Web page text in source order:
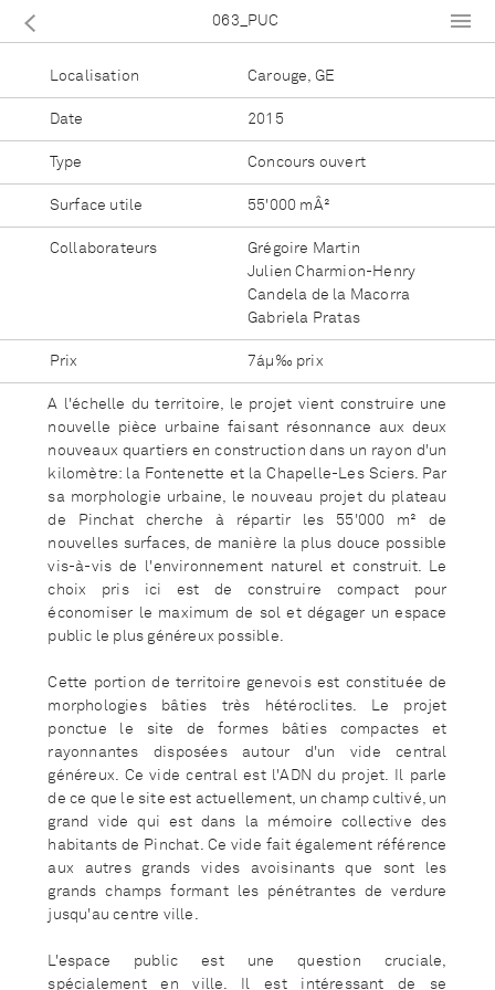
063_PUC
Localisation Carouge, GE
Date 2015
Type Concours ouvert
Surface utile 55'000 mÂ²
Collaborateurs
Grégoire Martin
Julien Charmion-Henry
Candela de la Macorra
Gabriela Pratas
Prix 7áµ‰ prix
A l'échelle du territoire, le projet vient construire une
nouvelle pièce urbaine faisant résonnance aux deux
nouveaux quartiers en construction dans un rayon d'un
kilomètre: la Fontenette et la Chapelle-Les Sciers. Par
sa morphologie urbaine, le nouveau projet du plateau
de Pinchat cherche à répartir les 55'000 m²
de
nouvelles surfaces, de manière la plus douce possible
vis-à-vis de l'environnement naturel et construit. Le
choix pris ici est de construire compact pour
économiser le maximum de sol et dégager un espace
public le plus généreux possible.
Cette portion de territoire genevois est constituée de
morphologies bâties très hétéroclites. Le projet
ponctue le site de formes bâties compactes et
rayonnantes disposées autour d'un vide central
généreux. Ce vide central est l'ADN du projet. Il parle
de ce que le site est actuellement, un champ cultivé, un
grand vide qui est dans la mémoire collective des
habitants de Pinchat. Ce vide fait également référence
aux autres grands vides avoisinants que sont les
grands champs formant les pénétrantes de verdure
jusqu'au centre ville.
L'espace public est une question cruciale,
spécialement en ville. Il est intéressant de se